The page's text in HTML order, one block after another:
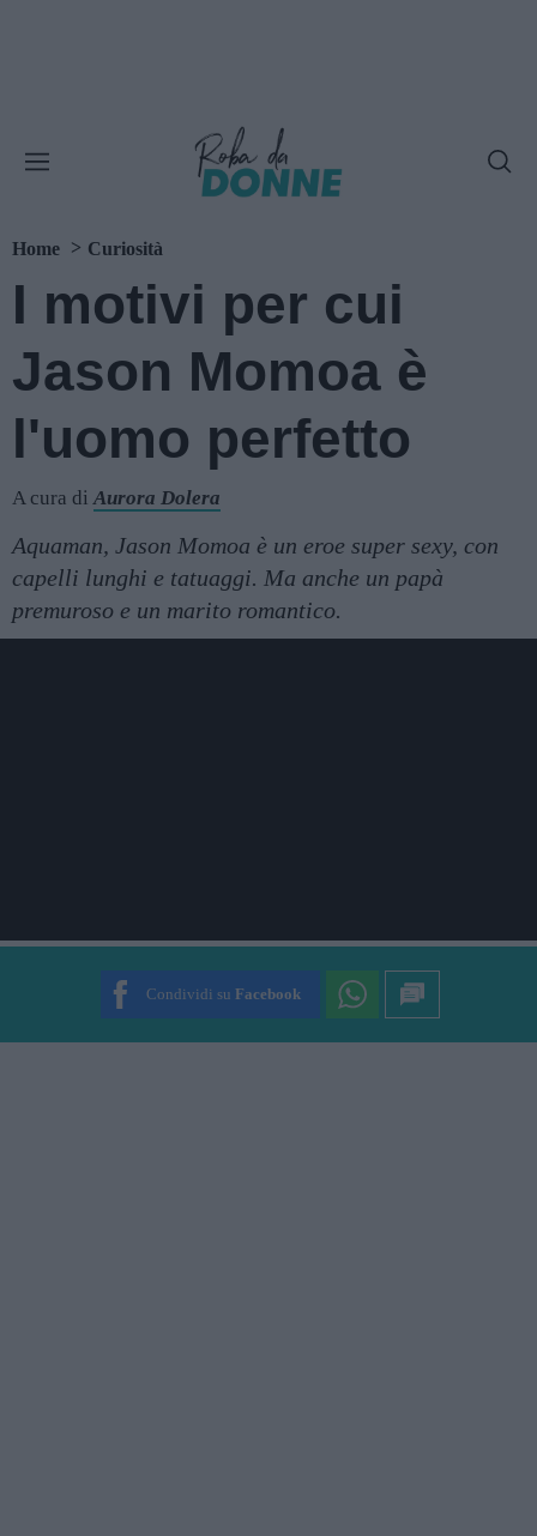
Home Curiosità
I motivi per cui
Jason Momoa è
l'uomo perfetto
A cura diAurora Dolera
Aquaman, Jason Momoa è un eroe super sexy, con
capelli lunghi e tatuaggi. Ma anche un papà
premuroso e un marito romantico.
Condividi su Facebook